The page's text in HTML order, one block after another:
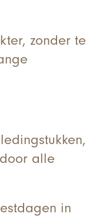
zonder te
alle
in